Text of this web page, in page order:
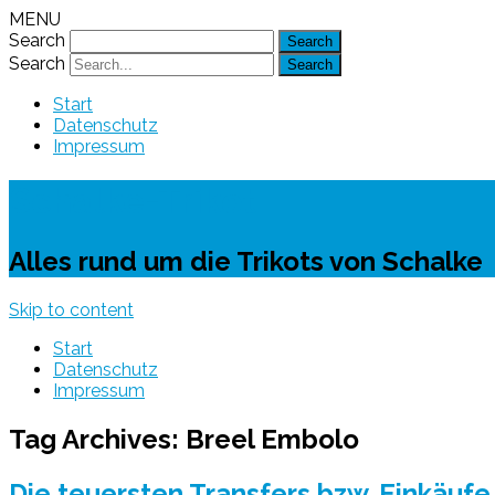
MENU
Search
Search
Start
Datenschutz
Impressum
Alles rund um die Trikots von Schalke
Skip to content
Start
Datenschutz
Impressum
Tag Archives: Breel Embolo